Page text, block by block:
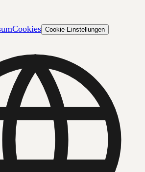
Cookies Cookie-Einstellungen